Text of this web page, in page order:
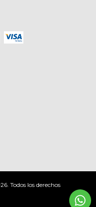
Todos los derechos